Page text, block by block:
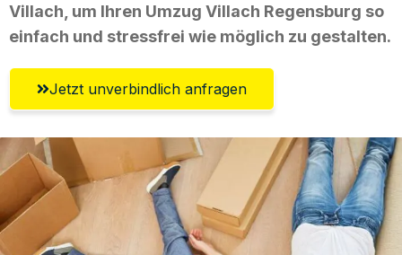
Villach, um Ihren Umzug Villach Regensburg so
einfach und stressfrei wie möglich zu gestalten.
Jetzt unverbindlich anfragen